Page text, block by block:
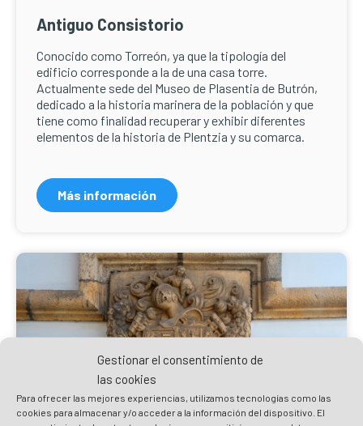
Gestionar el consentimiento de
las cookies
Para ofrecer las mejores experiencias, utilizamos tecnologías como las
cookies para almacenar y/o acceder a la información del dispositivo. El
Antiguo Consistorio
Conocido como Torreón, ya que la tipología del
edificio corresponde a la de una casa torre.
Actualmente sede del Museo de Plasentia de Butrón,
dedicado a la historia marinera de la población y que
tiene como finalidad recuperar y exhibir diferentes
elementos de la historia de Plentzia y su comarca.
Más información